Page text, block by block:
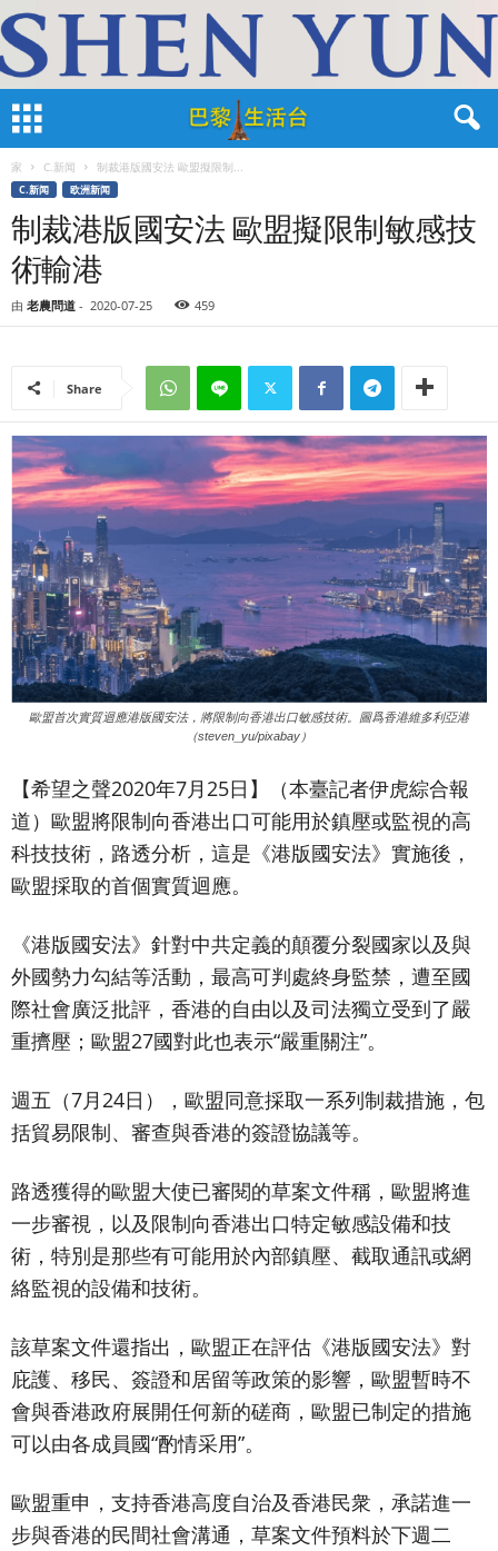
家 C.新闻 制裁港版國安法 歐盟擬限制...
C.新闻 欧洲新闻
制裁港版國安法 歐盟擬限制敏感技
術輸港
由 老農問道 - 2020-07-25 459
Share
歐盟首次實質迴應港版國安法，將限制向香港出口敏感技術。圖爲香港維多利亞港
（steven_yu/pixabay）
【希望之聲2020年7月25日】（本臺記者伊虎綜合報
道） 歐盟將限制向香港出口可能用於鎮壓或監視的高
科技技術，路透分析，這是《港版國安法》實施後，
歐盟採取的首個實質迴應。
《港版國安法》針對中共定義的顛覆分裂國家以及與
外國勢力勾結等活動，最高可判處終身監禁，遭至國
際社會廣泛批評，香港的自由以及司法獨立受到了嚴
重擠壓；歐盟27國對此也表示“嚴重關注”。
週五（7月24日），歐盟同意採取一系列制裁措施，包
括貿易限制、審查與香港的簽證協議等。
路透獲得的歐盟大使已審閱的草案文件稱，歐盟將進
一步審視，以及限制向香港出口特定敏感設備和技
術，特別是那些有可能用於內部鎮壓、截取通訊或網
絡監視的設備和技術。
該草案文件還指出，歐盟正在評估《港版國安法》對
庇護、移民、簽證和居留等政策的影響，歐盟暫時不
會與香港政府展開任何新的磋商，歐盟已制定的措施
可以由各成員國“酌情采用”。
歐盟重申，支持香港高度自治及香港民衆，承諾進一
步與香港的民間社會溝通，草案文件預料於下週二